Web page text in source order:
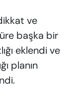
ve
başka bir
eklendi ve
planın